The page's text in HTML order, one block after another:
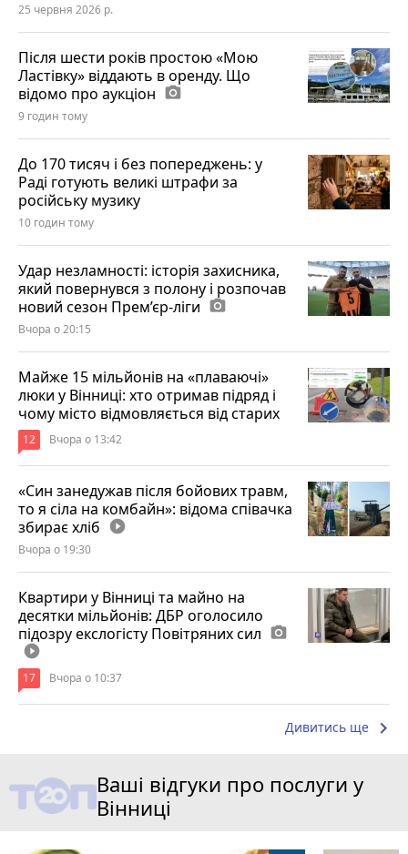
25 червня 2026 р.
Після шести років простою «Мою
Ластівку» віддають в оренду. Що
відомо про аукціон photo_camera
9 годин тому
До 170 тисяч і без попереджень: у
Раді готують великі штрафи за
російську музику
10 годин тому
Удар незламності: історія захисника,
який повернувся з полону і розпочав
новий сезон Прем’єр-ліги photo_camera
Вчора о 20:15
Майже 15 мільйонів на «плаваючі»
люки у Вінниці: хто отримав підряд і
чому місто відмовляється від старих
12 Вчора о 13:42
«Син занедужав після бойових травм,
то я сіла на комбайн»: відома співачка
збирає хліб play_circle_filled
Вчора о 19:30
Квартири у Вінниці та майно на
десятки мільйонів: ДБР оголосило
підозру екслогісту Повітряних сил photo_camera
play_circle_filled
17 Вчора о 10:37
Дивитись ще keyboard_arrow_right
Ваші відгуки про послуги у
Вінниці